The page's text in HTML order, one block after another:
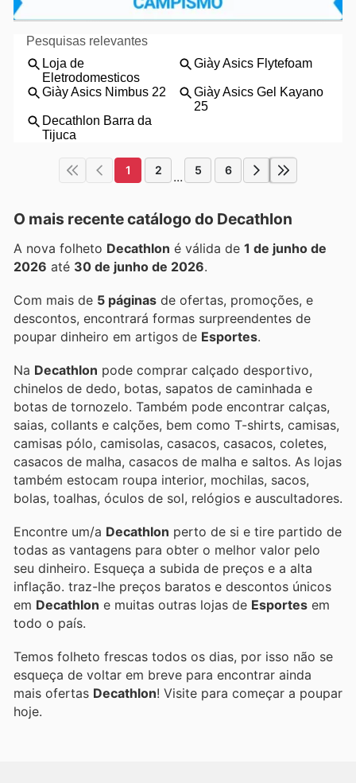
1 2 ... 5 6
O mais recente catálogo do Decathlon
A nova folheto Decathlon é válida de 1 de junho de
2026 até 30 de junho de 2026.
Com mais de 5 páginas de ofertas, promoções, e
descontos, encontrará formas surpreendentes de
poupar dinheiro em artigos de Esportes.
Na Decathlon pode comprar calçado desportivo,
chinelos de dedo, botas, sapatos de caminhada e
botas de tornozelo. Também pode encontrar calças,
saias, collants e calções, bem como T-shirts, camisas,
camisas pólo, camisolas, casacos, casacos, coletes,
casacos de malha, casacos de malha e saltos. As lojas
também estocam roupa interior, mochilas, sacos,
bolas, toalhas, óculos de sol, relógios e auscultadores.
Encontre um/a Decathlon perto de si e tire partido de
todas as vantagens para obter o melhor valor pelo
seu dinheiro. Esqueça a subida de preços e a alta
inflação. traz-lhe preços baratos e descontos únicos
em Decathlon e muitas outras lojas de Esportes em
todo o país.
Temos folheto frescas todos os dias, por isso não se
esqueça de voltar em breve para encontrar ainda
mais ofertas Decathlon ! Visite para começar a poupar
hoje.